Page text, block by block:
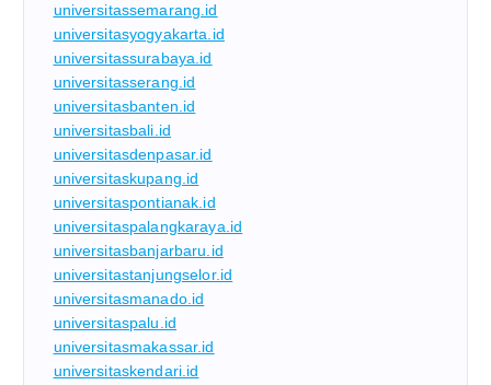
universitassemarang.id
universitasyogyakarta.id
universitassurabaya.id
universitasserang.id
universitasbanten.id
universitasbali.id
universitasdenpasar.id
universitaskupang.id
universitaspontianak.id
universitaspalangkaraya.id
universitasbanjarbaru.id
universitastanjungselor.id
universitasmanado.id
universitaspalu.id
universitasmakassar.id
universitaskendari.id